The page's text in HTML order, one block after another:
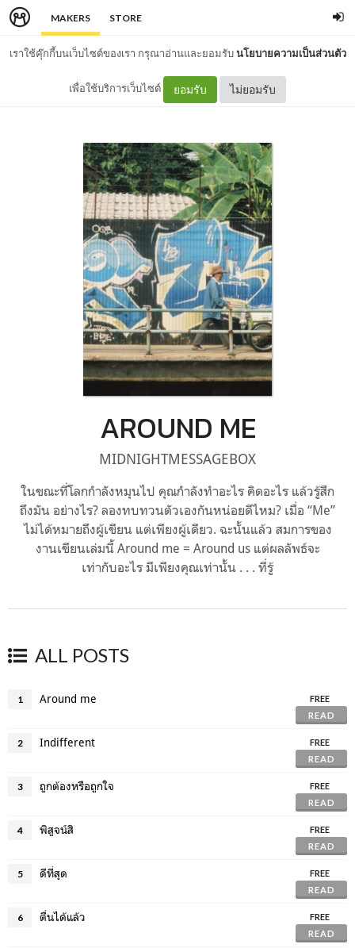
MAKERS STORE
เราใช้คุ๊กกี้บนเว็บไซต์ของเรา กรุณาอ่านและยอมรับนโยบายความเป็นส่วนตัว
เพื่อใช้บริการเว็บไซต์ ยอมรับ ไม่ยอมรับ
AROUND ME
MIDNIGHTMESSAGEBOX
ในขณะที่โลกกำลังหมุนไป คุณกำลังทำอะไร คิดอะไร แล้วรู้สึก
ถึงมัน อย่างไร? ลองทบทวนตัวเองกันหน่อยดีไหม? เมื่อ “Me”
ไม่ได้หมายถึงผู้เขียน แต่เพียงผู้เดียว. ฉะนั้นแล้ว สมการของ
งานเขียนเล่มนี้ Around me = Around us แต่ผลลัพธ์จะ
เท่ากับอะไร มีเพียงคุณเท่านั้น . . . ที่รู้
ALL POSTS
1 Around me
FREE
READ
2 Indifferent
FREE
READ
3 ถูกต้องหรือถูกใจ
FREE
READ
4 พิสูจน์สิ
FREE
READ
5 ดีที่สุด
FREE
READ
6 ตื่นได้แล้ว
FREE
READ